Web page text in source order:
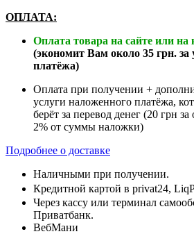
ОПЛАТА:
Оплата товара на сайте или
(экономит Вам около 35 грн. за
платёжа)
Оплата при получении +
услуги наложенного платёжа,
берёт за перевод денег (20 грн
2% от суммы наложки)
Подробнее о доставке
Наличными при получении.
Кредитной картой в privat24,
Через кассу или терминал
Приватбанк.
ВебМани